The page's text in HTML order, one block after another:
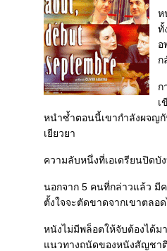
ห
ทั้
อ
ก
ก
เ
หนำซ้ำตอนนี้เขากำลังผจญกั
เยียวยา
ความลับหนึ่งที่เอเดรียนปิดบั
นอกจาก 5 คนที่กล่าวแล้ว มีค
ตั้งใจจะตัดขาดจากเขาตล
หนังไม่มีพล็อตให้จับต้องได้ม
นวทางถนัดของหนังสัญชาติ